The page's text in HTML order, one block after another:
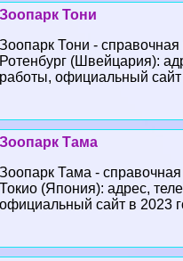
Зоопарк Тони
Зоопарк Тони -
Ротенбург (Швейцария):
работы, официальный сайт
Зоопарк Тама
Зоопарк Тама -
Токио (Япония): адрес,
официальный сайт в 2023